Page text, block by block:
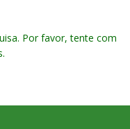
Por favor, tente com